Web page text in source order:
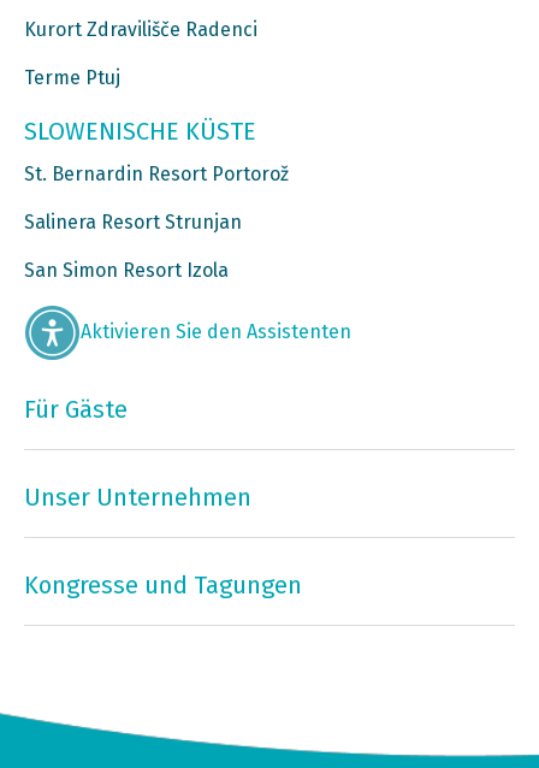
Kurort Zdravilišče Radenci
Terme Ptuj
SLOWENISCHE KÜSTE
St. Bernardin Resort Portorož
Salinera Resort Strunjan
San Simon Resort Izola
Aktivieren Sie den Assistenten
Für Gäste
Unser Unternehmen
Kongresse und Tagungen